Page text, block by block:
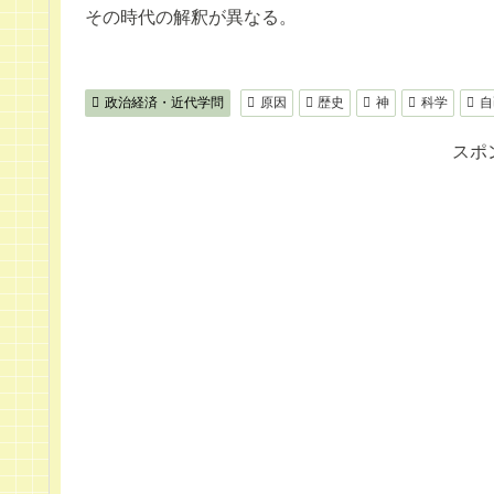
その時代の解釈が異なる。
政治経済・近代学問 原因 歴史 神 科学
スポ